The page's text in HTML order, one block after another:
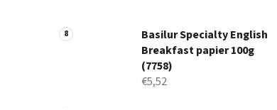
Basilur Specialty English
Breakfast papier 100g
(7758)
€5,52